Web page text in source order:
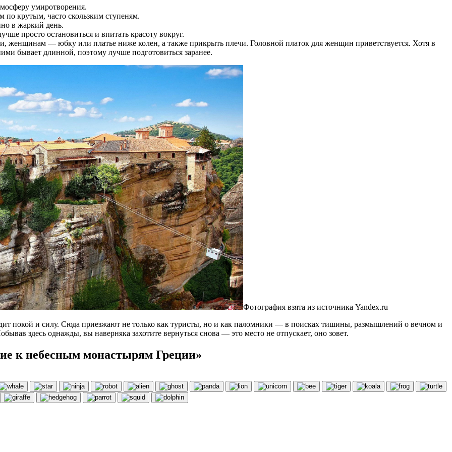
умиротворения.
по крутым, часто скользким ступеням.
в жаркий день.
просто остановиться и впитать красоту вокруг.
женщинам — юбку или платье ниже колен, а также прикрыть плечи. Головной платок для женщин приветствуется. Хотя в
бывает длинной, поэтому лучше подготовиться заранее.
Фотография взята из источника Yandex.ru
покой и силу. Сюда приезжают не только как туристы, но и как паломники — в поисках тишины, размышлений о вечном и
здесь однажды, вы наверняка захотите вернуться снова — это место не отпускает, оно зовет.
к небесным монастырям Греции»